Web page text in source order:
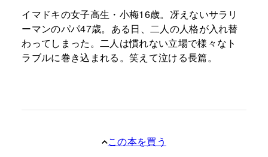
イマドキの女子高生・小梅16歳。冴えないサラリ
ーマンのパパ47歳。ある日、二人の人格が入れ替
わってしまった。二人は慣れない立場で様々なト
ラブルに巻き込まれる。笑えて泣ける長篇。
この本を買う